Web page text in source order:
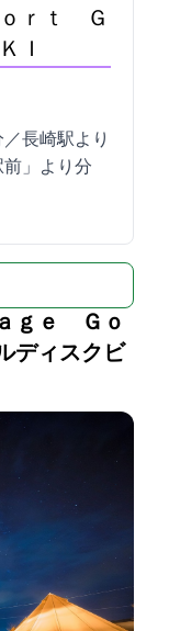
ｒｔ Ｇ
Ｉ
JR長崎駅より
」より40分
ｇｅ Ｇｏ
ディスクビ